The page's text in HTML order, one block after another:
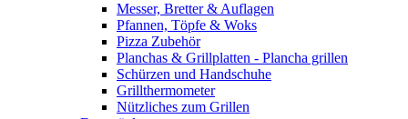
Messer, Bretter & Auflagen
Pfannen, Töpfe & Woks
Pizza Zubehör
Planchas & Grillplatten - Plancha grillen
Schürzen und Handschuhe
Grillthermometer
Nützliches zum Grillen